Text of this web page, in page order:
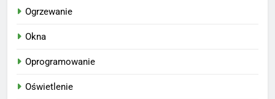
Ogrzewanie
Okna
Oprogramowanie
Oświetlenie